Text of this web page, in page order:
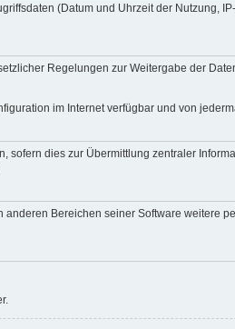
(Datum und Uhrzeit der Nutzung,
Regelungen zur Weitergabe der
im Internet verfügbar und von
dies zur Übermittlung zentraler
Bereichen seiner Software weitere